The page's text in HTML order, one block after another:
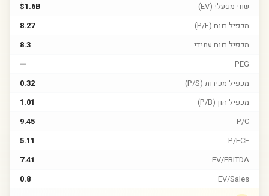
שווי מפעלי (EV)
$1.6B
מכפיל רווח (P/E)
8.27
מכפיל רווח עתידי
8.3
PEG
—
מכפיל מכירות (P/S)
0.32
מכפיל הון (P/B)
1.01
P/C
9.45
P/FCF
5.11
EV/EBITDA
7.41
EV/Sales
0.8